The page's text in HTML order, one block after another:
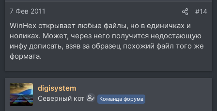
7 Фев 2011 #14
WinHex открывает любые файлы, но в единичках и
ноликах. Может, через него получится недостающую
инфу дописать, взяв за образец похожий файл того же
формата.
digisystem
Северный кот Команда форума